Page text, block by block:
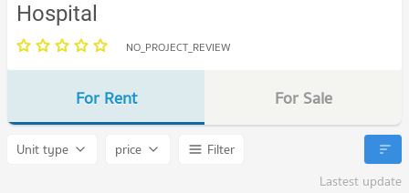
Hospital
NO_PROJECT_REVIEW
For Rent For Sale
Unit type price
Filter
Lastest update